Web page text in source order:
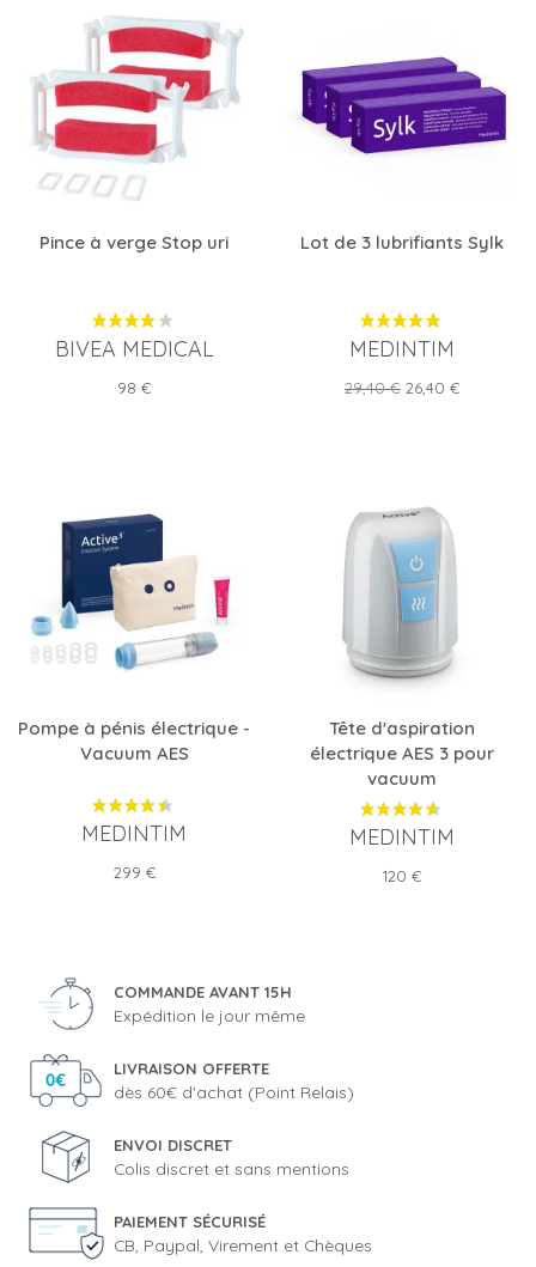
Pince à verge Stop uri
BIVEA MEDICAL
Prix
98 €
Lot de 3 lubrifiants Sylk
MEDINTIM
Prix
29,40 € Prix
26,40 €
Pompe à pénis électrique -
Vacuum AES
MEDINTIM
Prix
299 €
Tête d'aspiration
électrique AES 3 pour
vacuum
MEDINTIM
Prix
120 €
COMMANDE AVANT 15H
Expédition le jour même
LIVRAISON OFFERTE
dès 60€ d'achat (Point Relais)
ENVOI DISCRET
Colis discret et sans mentions
PAIEMENT SÉCURISÉ
CB, Paypal, Virement et Chèques